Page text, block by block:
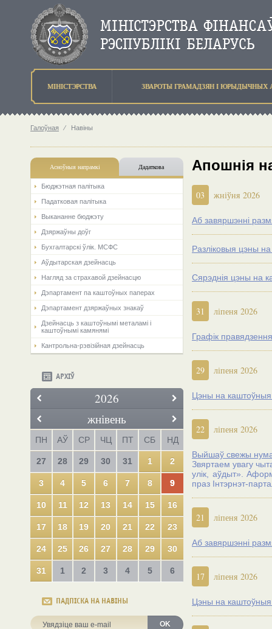
МIНIСТЭРСТВА ЗВАРОТЫ ГРАМАДЗЯН I ЮРЫДЫЧНЫХ
Галоўная ⁄ Навіны
Асноўныя напрамкi Дадаткова
Бюджэтная палiтыка
Падатковая палітыка
Выкананне бюджэту
Дзяржаўны доўг
Бухгалтарскі ўлік. МСФС
Аўдытарская дзейнасць
Нагляд за страхавой дзейнасцю
Дэпартамент па каштоўных паперах
Дэпартамент дзяржаўных знакаў
Дзейнасць з каштоўнымі металамі і
каштоўнымі камянямі
Кантрольна-рэвізійная дзейнасць
АРХІЎ
2026
жнівень
ПН АЎ СР ЧЦ ПТ СБ НД
27 28 29 30 31 1 2
3 4 5 6 7 8 9
10 11 12 13 14 15 16
17 18 19 20 21 22 23
24 25 26 27 28 29 30
31 1 2 3 4 5 6
ПАДПІСКА НА НАВІНЫ
OK
Апошнія
03 жніўня 2026
Аб завяршэнні
Разліковыя цэны
Сярэднія цэны на
31 ліпеня 2026
Графік
29 ліпеня 2026
Цэны на каштоўныя
22 ліпеня 2026
Выйшаў свежы
Звяртаем увагу
улік, аўдыт».
праз Iнтэрнэт-
21 ліпеня 2026
Аб завяршэнні
17 ліпеня 2026
Цэны на каштоўныя